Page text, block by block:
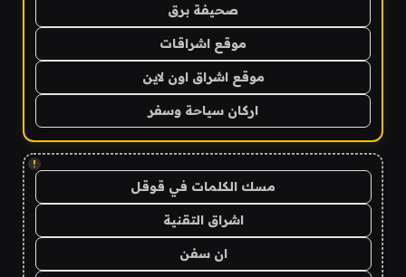
صحيفة برق
موقع اشراقات
موقع اشراق اون لاين
اركان سياحة وسفر
!
مسك الكلمات في قوقل
اشراق التقنية
ان سفن